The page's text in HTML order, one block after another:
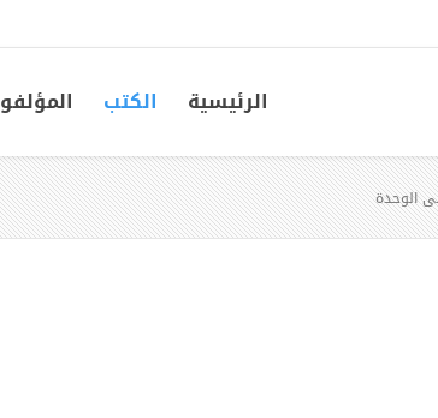
الرئيسية الكتب
الوحدة